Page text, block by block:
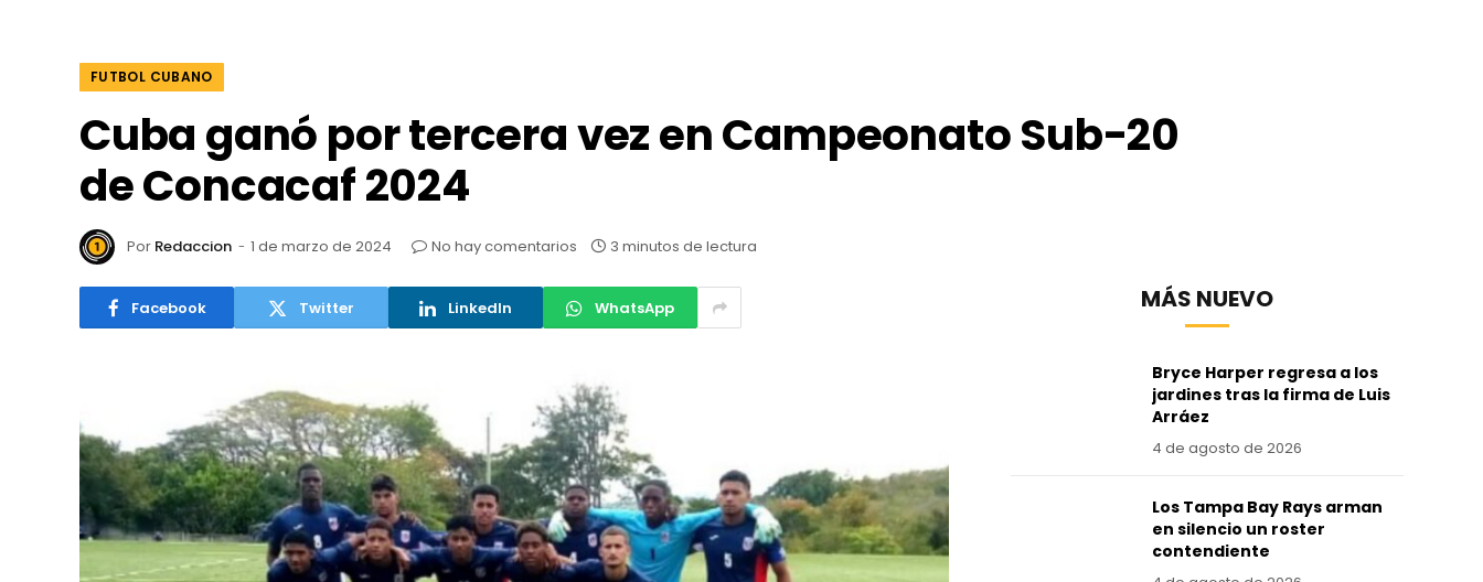
FUTBOL CUBANO
Cuba ganó por tercera vez en Campeonato Sub-20
de Concacaf 2024
Por Redaccion 1 de marzo de 2024 No hay comentarios 3 minutos de lectura
Facebook Twitter LinkedIn WhatsApp MÁS NUEVO
Bryce Harper regresa a los
jardines tras la firma de Luis
Arráez
4 de agosto de 2026
Los Tampa Bay Rays arman
en silencio un roster
contendiente